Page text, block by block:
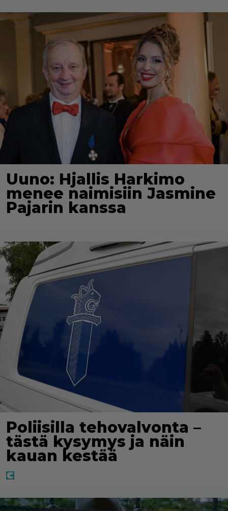
Uuno: Hjallis Harkimo
menee naimisiin Jasmine
Pajarin kanssa
Poliisilla tehovalvonta –
tästä kysymys ja näin
kauan kestää